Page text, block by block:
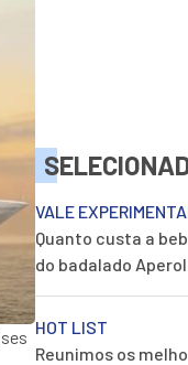
VALE
Quanto custa a
do badalado
HOT LIST
Reunimos os